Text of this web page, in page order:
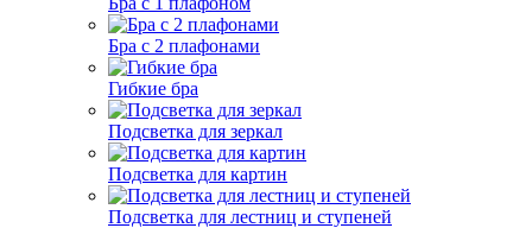
Бра с 2 плафонами
Гибкие бра
Подсветка для зеркал
Подсветка для картин
Подсветка для лестниц и ступеней